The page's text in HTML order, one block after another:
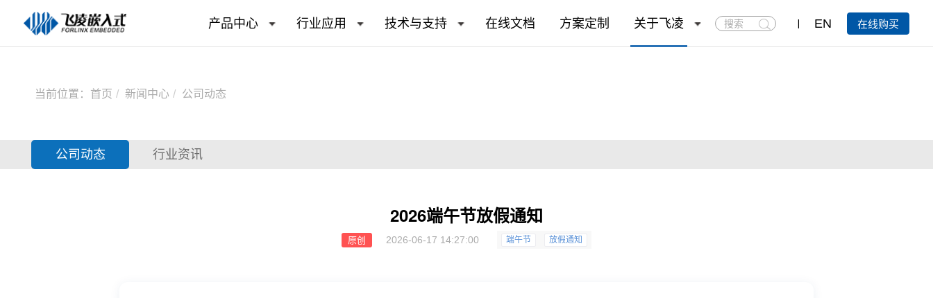
产品中心 行业应用 技术与支持 在线文档 方案定制 关于飞凌
搜
索
EN 在线购买
当前位置： 首页 新闻中心 公司动态
公司动态 行业资讯
2026端午节放假通知
原创 2026-06-17 14:27:00 端午节 放假通知